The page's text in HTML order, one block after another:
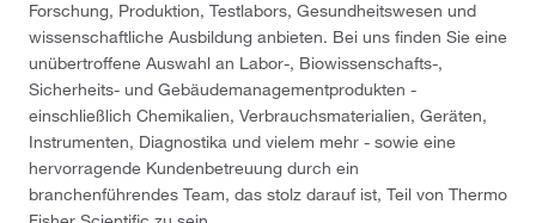
Forschung, Produktion, Testlabors, Gesundheitswesen und
wissenschaftliche Ausbildung anbieten. Bei uns finden Sie eine
unübertroffene Auswahl an Labor-, Biowissenschafts-,
Sicherheits- und Gebäudemanagementprodukten -
einschließlich Chemikalien, Verbrauchsmaterialien, Geräten,
Instrumenten, Diagnostika und vielem mehr - sowie eine
hervorragende Kundenbetreuung durch ein
branchenführendes Team, das stolz darauf ist, Teil von Thermo